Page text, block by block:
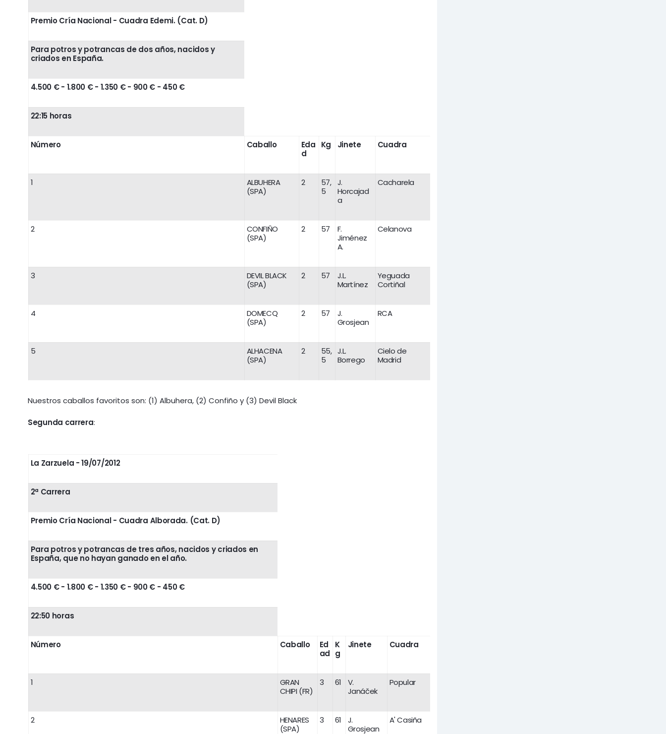
Premio Cría Nacional - Cuadra Edemi. (Cat. D)
Para potros y potrancas de dos años, nacidos y
criados en España.
4.500 € - 1.800 € - 1.350 € - 900 € - 450 €
22:15 horas
Número Caballo
Eda
d
Kg Jinete Cuadra
1
ALBUHERA
(SPA)
2
57,
5
J.
Horcajad
a
Cacharela
2
CONFIÑO
(SPA)
2 57
F.
Jiménez
A.
Celanova
3
DEVIL BLACK
(SPA)
2 57
J.L.
Martínez
Yeguada
Cortiñal
4
DOMECQ
(SPA)
2 57
J.
Grosjean
RCA
5
ALHACENA
(SPA)
2
55,
5
J.L.
Borrego
Cielo de
Madrid
Nuestros caballos favoritos son: (1) Albuhera, (2) Confiño y (3) Devil Black
Segunda carrera:
La Zarzuela - 19/07/2012
2ª Carrera
Premio Cría Nacional - Cuadra Alborada. (Cat. D)
Para potros y potrancas de tres años, nacidos y criados en
España, que no hayan ganado en el año.
4.500 € - 1.800 € - 1.350 € - 900 € - 450 €
22:50 horas
Número Caballo
Ed
ad
K
g
Jinete Cuadra
1
GRAN
CHIPI (FR)
3 61
V.
Janáček
Popular
2
HENARES
(SPA)
3 61
J.
Grosjean
A' Casiña